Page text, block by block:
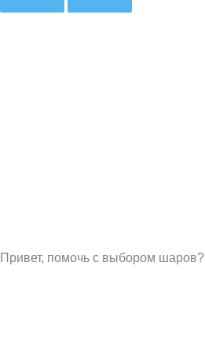
Привет, помочь с выбором шаров?